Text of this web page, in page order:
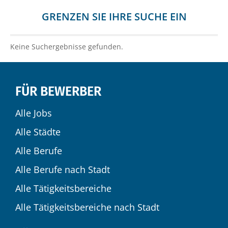
GRENZEN SIE IHRE SUCHE EIN
Keine Suchergebnisse gefunden.
FÜR BEWERBER
Alle Jobs
Alle Städte
Alle Berufe
Alle Berufe nach Stadt
Alle Tätigkeitsbereiche
Alle Tätigkeitsbereiche nach Stadt